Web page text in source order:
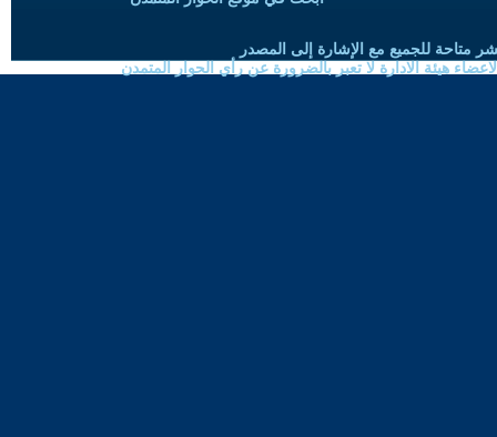
متاحة للجميع مع الإشارة إلى المصدر
هيئة الادارة لا تعبر بالضرورة عن رأي الحوار المتمدن